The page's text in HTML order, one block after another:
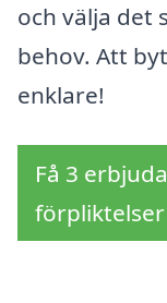
och välja det
behov. Att
enklare!
Få 3
förpliktelser